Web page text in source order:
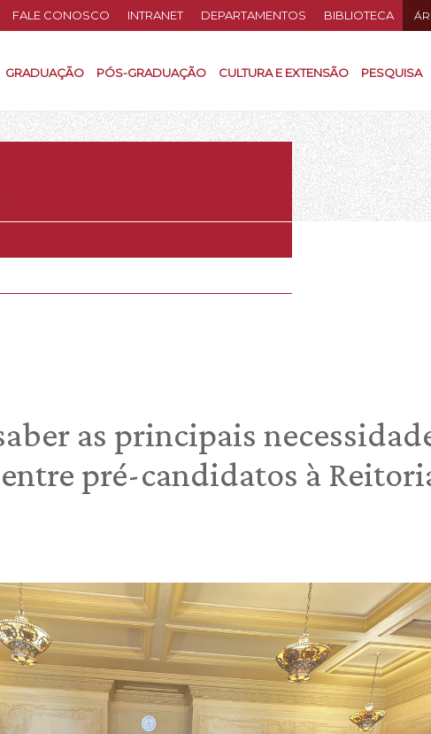
FALE CONOSCO INTRANET DEPARTAMENTOS BIBLIOTECA
GRADUAÇÃO PÓS-GRADUAÇÃO CULTURA E EXTENSÃO PESQUISA
as principais
pré-candidatos à